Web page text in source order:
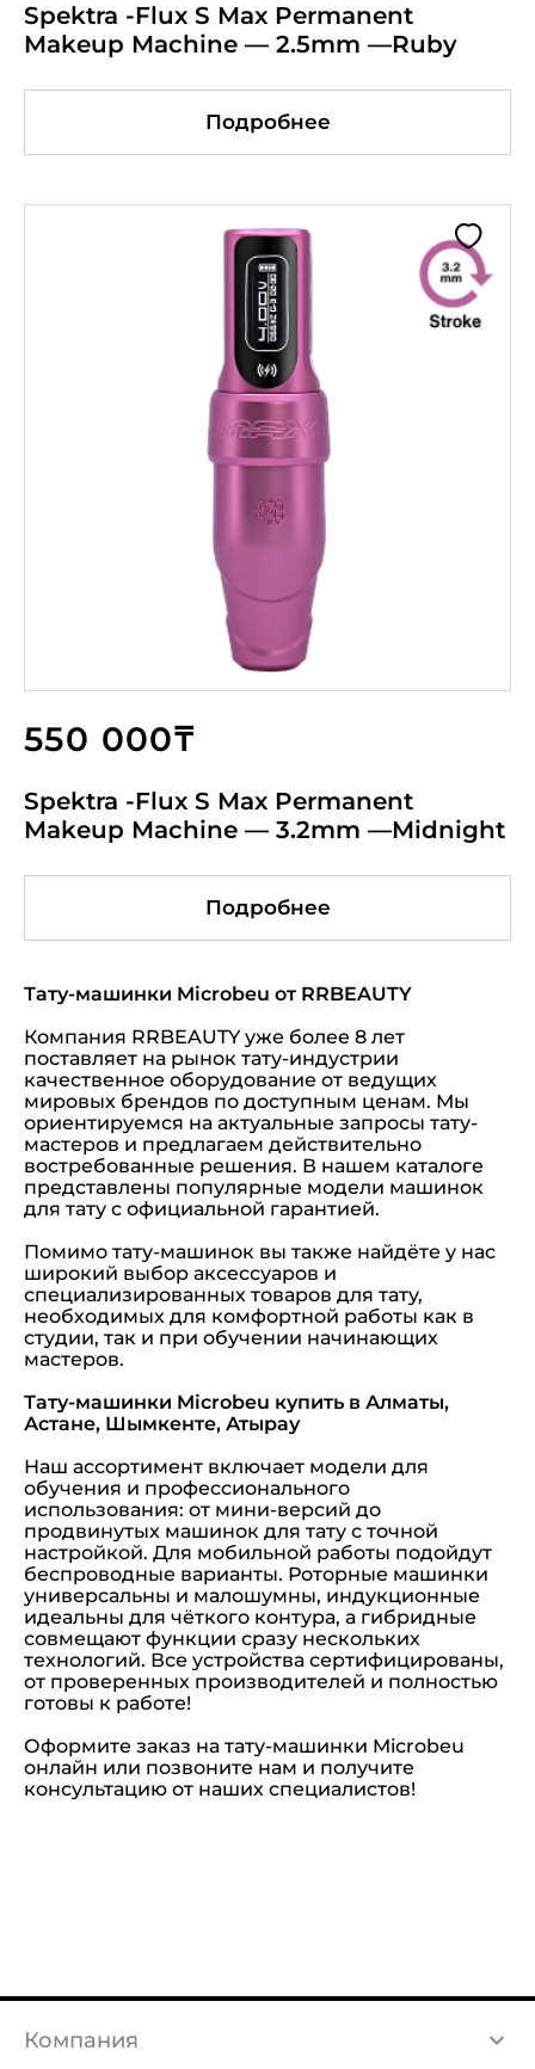
Spektra -Flux S Max Permanent
Makeup Machine — 2.5mm —Ruby
Подробнее
550 000₸
Spektra -Flux S Max Permanent
Makeup Machine — 3.2mm —Midnight
Подробнее
Тату-машинки Microbeu от RRBEAUTY
Компания RRBEAUTY уже более 8 лет
поставляет на рынок тату-индустрии
качественное оборудование от ведущих
мировых брендов по доступным ценам. Мы
ориентируемся на актуальные запросы тату-
мастеров и предлагаем действительно
востребованные решения. В нашем каталоге
представлены популярные модели машинок
для тату с официальной гарантией.
Помимо тату-машинок вы также найдёте у нас
широкий выбор аксессуаров и
специализированных товаров для тату,
необходимых для комфортной работы как в
студии, так и при обучении начинающих
мастеров.
Тату-машинки Microbeu купить в Алматы,
Астане, Шымкенте, Атырау
Наш ассортимент включает модели для
обучения и профессионального
использования: от мини-версий до
продвинутых машинок для тату с точной
настройкой. Для мобильной работы подойдут
беспроводные варианты. Роторные машинки
универсальны и малошумны, индукционные
идеальны для чёткого контура, а гибридные
совмещают функции сразу нескольких
технологий. Все устройства сертифицированы,
от проверенных производителей и полностью
готовы к работе!
Оформите заказ на тату-машинки Microbeu
онлайн или позвоните нам и получите
консультацию от наших специалистов!
Компания